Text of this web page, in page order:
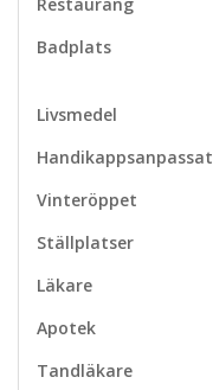
Badplats
Livsmedel
Handikappsanpassat
Vinteröppet
Ställplatser
Läkare
Apotek
Tandläkare